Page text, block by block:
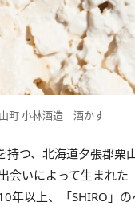
町 小林酒造 酒かす
持つ、北海道夕張郡栗
会いによって生まれた
年以上、「SHIRO」